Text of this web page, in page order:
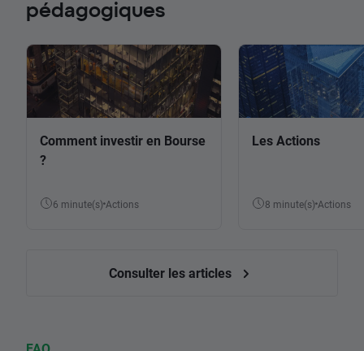
pédagogiques
Comment investir en Bourse
?
6 minute(s) Actions
Les Actions
8 minute(s) Actions
Consulter les articles